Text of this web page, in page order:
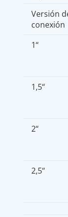
Versión
conexión
1“
1,5“
2“
2,5“